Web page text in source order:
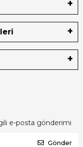
e-posta gönderimi
Gönder